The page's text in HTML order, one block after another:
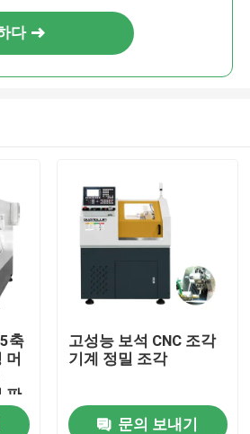
다
축
머
판
고성능 보석 CNC 조각
기계 정밀 조각
문의 보내기